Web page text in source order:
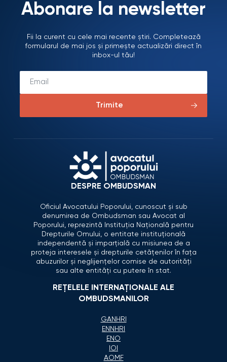
Abonare la newsletter
Fii la curent cu cele mai recente știri. Completează
formularul de mai jos și primește actualizări direct în
inbox-ul tău!
Trimite
DESPRE OMBUDSMAN
Oficiul Avocatului Poporului, cunoscut și sub
denumirea de Ombudsman sau Avocat al
Poporului, reprezintă Instituția Națională pentru
Drepturile Omului, o entitate instituțională
independentă și imparțială cu misiunea de a
proteja interesele și drepturile cetățenilor în fața
abuzurilor și neglijențelor comise de autorități
sau alte entități cu putere în stat.
REȚELELE INTERNAȚIONALE ALE
OMBUDSMANILOR
GANHRI
ENNHRI
ENO
IOI
AOMF